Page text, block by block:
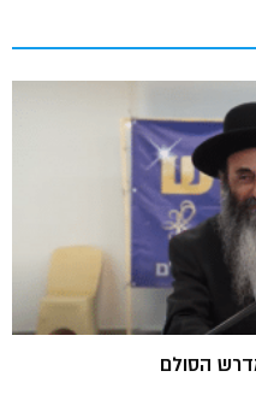
הסולם